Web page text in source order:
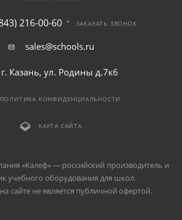
216-00-60 ЗАКАЗАТЬ ЗВОНОК
sales@schools.ru
г. Казань, ул. Родины д.7к6
ПОЛИТИКА КОНФИДЕНЦИАЛЬНОСТИ
КАРТА САЙТА
«Kалеф» — российский производитель и
учебного оборудования для школ.
сайте не является публичной офертой.